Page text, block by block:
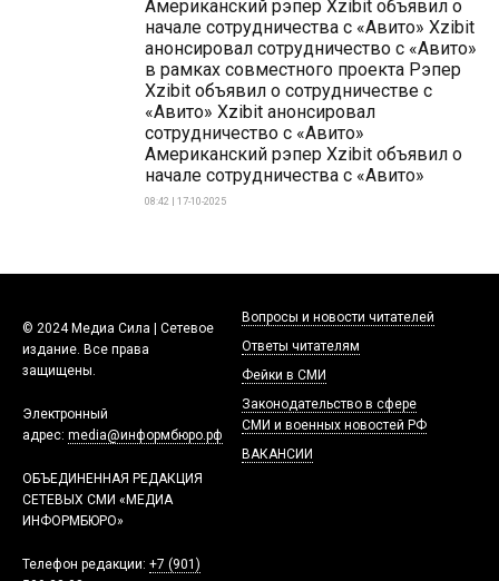
Американский рэпер Xzibit объявил о
начале сотрудничества с «Авито» Xzibit
анонсировал сотрудничество с «Авито»
в рамках совместного проекта Рэпер
Xzibit объявил о сотрудничестве с
«Авито» Xzibit анонсировал
сотрудничество с «Авито»
Американский рэпер Xzibit объявил о
начале сотрудничества с «Авито»
08:42 | 17-10-2025
© 2024 Медиа Сила | Сетевое
издание. Все права
защищены.
Электронный
адрес: media@информбюро.рф
ОБЪЕДИНЕННАЯ РЕДАКЦИЯ
СЕТЕВЫХ СМИ «МЕДИА
ИНФОРМБЮРО»
Телефон редакции: +7 (901)
Вопросы и новости читателей
Ответы читателям
Фейки в СМИ
Законодательство в сфере
СМИ и военных новостей РФ
ВАКАНСИИ